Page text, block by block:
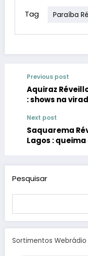
Tag Paraíba
Previous post
Aquiraz
: shows na
Next post
Saquarema
Lagos :
Pesquisar
Sortimentos Webrádio